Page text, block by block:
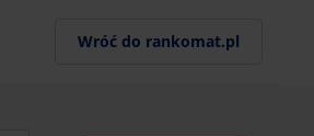
Wróć do rankomat.pl